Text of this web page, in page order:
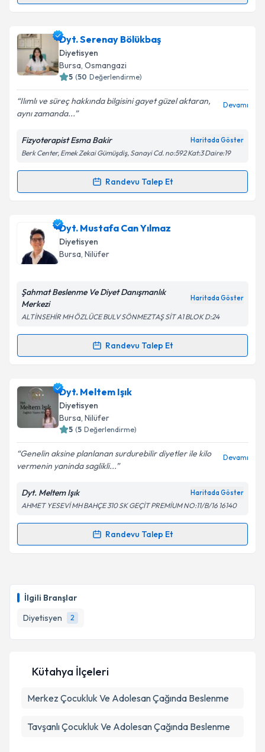
İlgili Branşlar
Diyetisyen
2
Dyt. Zülal Mutlu Çobanoğluiçin randevu takvimi
talebi oluşturun. Size bu uzmandan randevu almanız
için bir takvim hazırlandığında e-posta ile
bilgilendireceğiz.
E-posta Adresiniz
Kişisel verilerimin işlenmesine ilişkinAydınlatma
Metni'ni okudum ve kişisel verilerimin belirtilen
kapsamda işlenmesini kabul ediyorum.
Dyt. Serenay Bölükbaş
Diyetisyen
Bursa, Osmangazi
5 (50 Değerlendirme)
Ilımlı ve süreç hakkında bilgisini gayet güzel aktaran,
aynı zamanda...
Devamı
Fizyoterapist Esma Bakir Haritada Göster
Berk Center, Emek Zekai Gümüşdiş, Sanayi Cd. no:592 Kat:3 Daire:19
Randevu Talep Et
Randevu Takvimi Talebi
Dyt. Serenay Bölükbaşiçin randevu takvimi talebi
oluşturun. Size bu uzmandan randevu almanız için bir
takvim hazırlandığında e-posta ile bilgilendireceğiz.
Kişisel verilerimin işlenmesine ilişkinAydınlatma
'ni okudum ve kişisel verilerimin belirtilen
kapsamda işlenmesini kabul ediyorum.
Takvim Talebini Gönder
Dyt. Mustafa Can Yılmaz
Diyetisyen
Bursa, Nilüfer
Şahmat Beslenme Ve Diyet Danışmanlık
Merkezi
Haritada Göster
ALTİNSEHİR MH ÖZLÜCE BULV SÖNMEZTAŞ SİT A1 BLOK D:24
Randevu Talep Et
Randevu Takvimi Talebi
Dyt. Mustafa Can Yılmaz
oluşturun. Size bu uzmandan randevu almanız için bir
takvim hazırlandığında e-posta ile bilgilendireceğiz.
Kişisel verilerimin işlenmesine ilişkin
Aydınlatma
Metni'ni okudum ve kişisel verilerimin belirtilen
kapsamda işlenmesini kabul ediyorum.
Dyt. Meltem Işık
Diyetisyen
Bursa, Nilüfer
5 (5 Değerlendirme)
Genelin aksine planlanan surdurebilir diyetler ile kilo
vermenin yaninda saglikli...
Devamı
Dyt. Meltem Işık Haritada Göster
AHMET YESEVİ MH BAHÇE 310 SK GEÇİT PREMİUM NO:11/B/16 16140
Randevu Talep Et
Randevu Takvimi Talebi
hazırlandığında e-posta ile bilgilendireceğiz.
E-posta Adresiniz
Metni'ni okudum ve kişisel verilerimin belirtilen
Kütahya İlçeleri
Merkez Çocukluk Ve Adolesan Çağında Beslenme
TavşanlıÇocukluk Ve Adolesan Çağında Beslenme